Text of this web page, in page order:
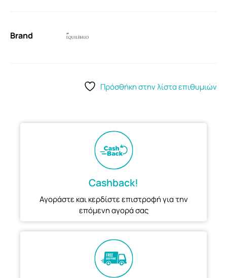
Brand
Πρόσθήκη στην λίστα επιθυμιών
Cashback!
Αγοράστε και κερδίστε επιστροφή για την
επόμενη αγορά σας